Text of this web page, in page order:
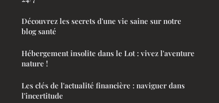
Découvrez les secrets d'une vie saine sur notre
blog santé
Hébergement insolite dans le Lot : vivez l'aventure
nature !
Les clés de l'actualité financière : naviguer dans
l'incertitude